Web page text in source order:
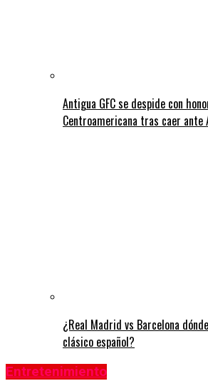
Antigua GFC se despide con
Centroamericana tras caer ante
¿Real Madrid vs Barcelona
clásico español?
Entretenimiento